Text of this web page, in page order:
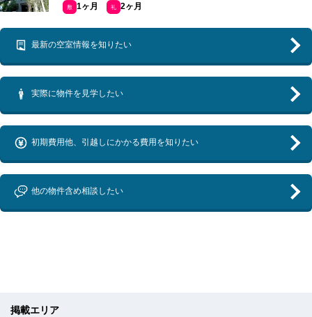
敷 1ヶ月 礼 2ヶ月
最新の空室情報を知りたい
実際に物件を見学したい
初期費用他、引越しにかかる費用を知りたい
他の物件含め相談したい
掲載エリア